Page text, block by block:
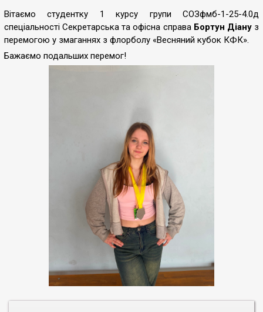
Вітаємо студентку 1 курсу групи СОЗфмб-1-25-4.0д
спеціальності Секретарська та офісна справа Бортун Діануз
перемогою у змаганнях з флорболу «Весняний кубок КФК».
Бажаємо подальших перемог!